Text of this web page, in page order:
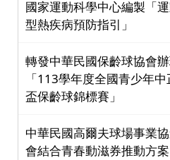
國家運動科學中心編製「
型熱疾病預防指引」
轉發中華民國保齡球協會
「113學年度全國青少年中
盃保齡球錦標賽」
中華民國高爾夫球場事業
會結合青春動滋券推動方案